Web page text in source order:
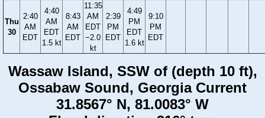
Thu
30
2:40
AM
EDT
4:40
AM
EDT
1.5 kt
8:43
AM
EDT
11:35
AM
EDT
−2.0
kt
2:39
PM
EDT
4:49
PM
EDT
1.6 kt
9:10
PM
EDT
Wassaw Island, SSW of (depth 10 ft),
Ossabaw Sound, Georgia Current
31.8567° N, 81.0083° W